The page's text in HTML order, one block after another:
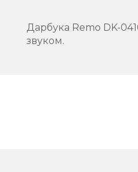
Дарбука Remo DK-
звуком.